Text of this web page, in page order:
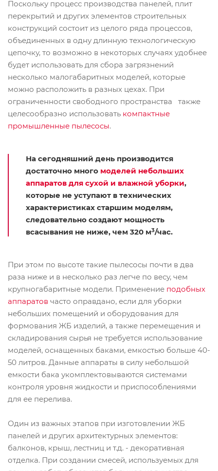
Поскольку процесс производства панелей, плит
перекрытий и других элементов строительных
конструкций состоит из целого ряда процессов,
объединенных в одну длинную технологическую
цепочку, то возможно в некоторых случаях удобнее
будет использовать для сбора загрязнений
несколько малогабаритных моделей, которые
можно расположить в разных цехах. При
ограниченности свободного пространства также
целесообразно использовать компактные
промышленные пылесосы.
На сегодняшний день производится
достаточно много моделей небольших
аппаратов для сухой и влажной уборки,
которые не уступают в технических
характеристиках старшим моделям,
следовательно создают мощность
всасывания не ниже, чем 320 м3/час.
При этом по высоте такие пылесосы почти в два
раза ниже и в несколько раз легче по весу, чем
крупногабаритные модели. Применение подобных
аппаратов часто оправдано, если для уборки
небольших помещений и оборудования для
формования ЖБ изделий, а также перемещения и
складирования сырья не требуется использование
моделей, оснащенных баками, емкостью больше 40-
50 литров. Данные аппараты в силу небольшой
емкости бака укомплектовываются системами
контроля уровня жидкости и приспособлениями
для ее перелива.
Один из важных этапов при изготовлении ЖБ
панелей и других архитектурных элементов:
балконов, крыш, лестниц и т.д. - декоративная
отделка. При создании смесей, используемых для